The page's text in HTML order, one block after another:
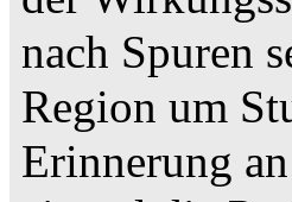
nach Spuren
Region um
Erinnerung